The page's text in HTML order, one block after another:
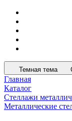
Темная тема
Главная
Каталог
Стеллажи
Металлические